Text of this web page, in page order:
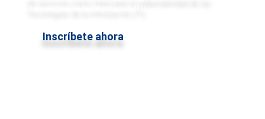
Inscríbete ahora